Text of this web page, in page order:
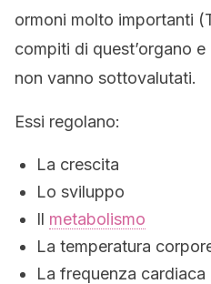
ormoni molto importanti
compiti di quest’organo
non vanno sottovalutati.
Essi regolano:
La crescita
Lo sviluppo
Il metabolismo
La temperatura
La frequenza cardiaca